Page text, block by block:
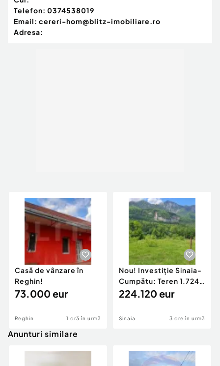
Telefon: 0374538019
Email: cereri-hom@blitz-imobiliare.ro
Adresa:
Casă de vânzare în
Reghin!
73.000 eur
Reghin 1 oră în urmă
Nou! Investiție Sinaia-
Cumpătu: Teren 1.724
mp cu Proiect
224.120 eur
Sinaia 3 ore în urmă
Anunturi similare